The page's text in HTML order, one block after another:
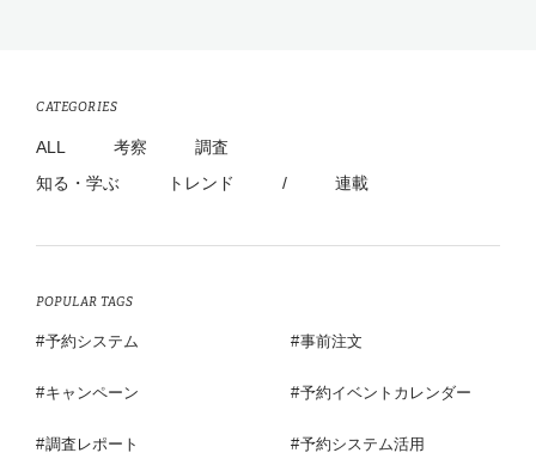
CATEGORIES
ALL 考察
調査
知る・学ぶ
トレンド / 連載
POPULAR TAGS
予約システム 事前注文
キャンペーン 予約イベントカレンダー
調査レポート 予約システム活用